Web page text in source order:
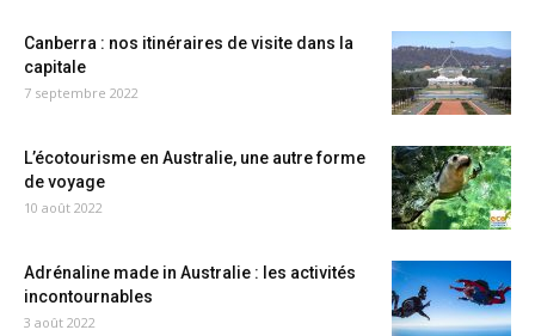
Canberra : nos itinéraires de visite dans la
capitale
7 septembre 2022
L’écotourisme en Australie, une autre forme
de voyage
10 août 2022
Adrénaline made in Australie : les activités
incontournables
3 août 2022